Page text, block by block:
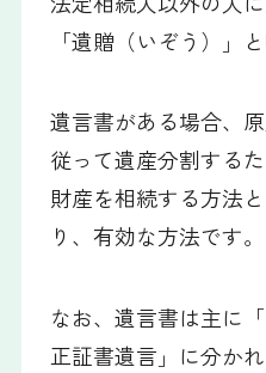
「遺贈（いぞう）」
遺言書がある場合、
従って遺産分割する
財産を相続する方法
り、有効な方法です。
なお、遺言書は主に
正証書遺言」に分か